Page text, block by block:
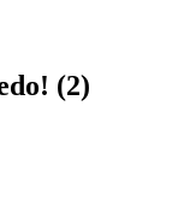
(2)